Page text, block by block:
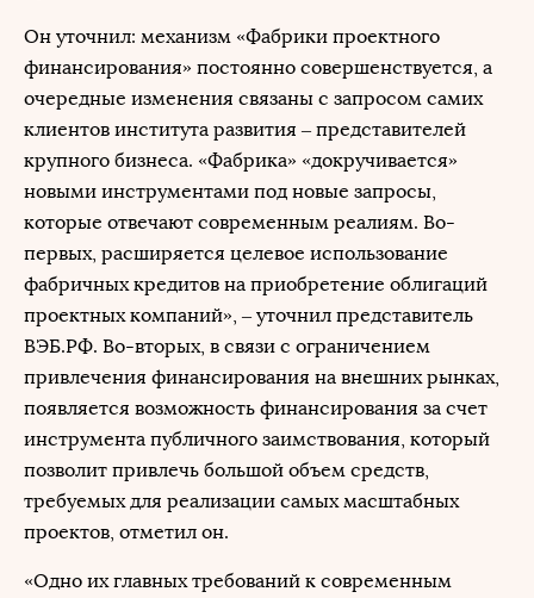
Он уточнил: механизм «Фабрики проектного
финансирования» постоянно совершенствуется, а
очередные изменения связаны с запросом самих
клиентов института развития ‒ представителей
крупного бизнеса. «Фабрика» «докручивается»
новыми инструментами под новые запросы,
которые отвечают современным реалиям. Во-
первых, расширяется целевое использование
фабричных кредитов на приобретение облигаций
проектных компаний», ‒ уточнил представитель
ВЭБ.РФ. Во-вторых, в связи с ограничением
привлечения финансирования на внешних рынках,
появляется возможность финансирования за счет
инструмента публичного заимствования, который
позволит привлечь большой объем средств,
требуемых для реализации самых масштабных
проектов, отметил он.
«Одно их главных требований к современным